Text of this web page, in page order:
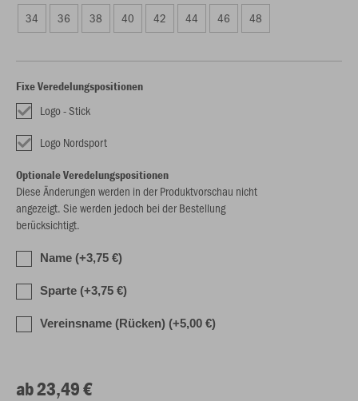
34 36 38 40 42 44 46 48
Fixe Veredelungspositionen
Logo - Stick
Logo Nordsport
Optionale Veredelungspositionen
Diese Änderungen werden in der Produktvorschau nicht
angezeigt. Sie werden jedoch bei der Bestellung
berücksichtigt.
Name (+3,75 €)
Sparte (+3,75 €)
Vereinsname (Rücken) (+5,00 €)
ab 23,49 €